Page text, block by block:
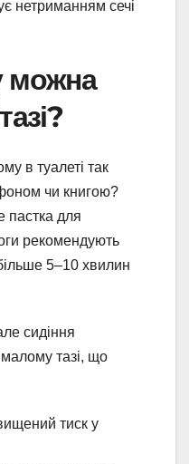
нетриманням сечі
можна
в туалеті так
чи книгою?
пастка для
рекомендують
5–10 хвилин
сидіння
малому тазі, що
тиск у